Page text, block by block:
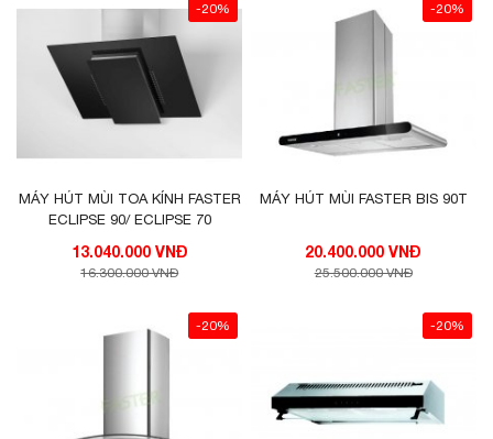
-20%
MÁY HÚT MÙI TOA KÍNH FASTER
ECLIPSE 90/ ECLIPSE 70
13.040.000 VNĐ
16.300.000 VNĐ
-20%
MÁY HÚT MÙI FASTER BIS 90T
20.400.000 VNĐ
25.500.000 VNĐ
-20% -20%